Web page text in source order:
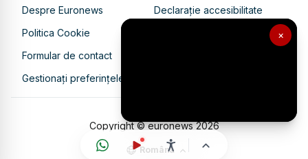
×
Despre Euronews
Declarație accesibilitate
Politica Cookie
Politica de confidențialitate
Formular de contact
Gestionați preferințele
Copyright © euronews2026
Română